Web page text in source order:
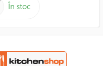
În stoc